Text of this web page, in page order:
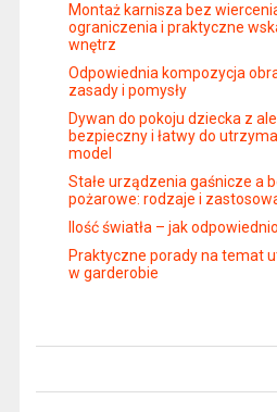
Montaż karnisza bez
ograniczenia i praktyczne
wnętrz
Odpowiednia kompozycja
zasady i pomysły
Dywan do pokoju dziecka z
bezpieczny i łatwy do
model
Stałe urządzenia gaśnicze a
pożarowe: rodzaje i
Ilość światła – jak
Praktyczne porady na temat
w garderobie